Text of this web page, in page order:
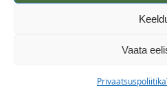
Vaata
Privaatsuspoliitika
Veebikaart